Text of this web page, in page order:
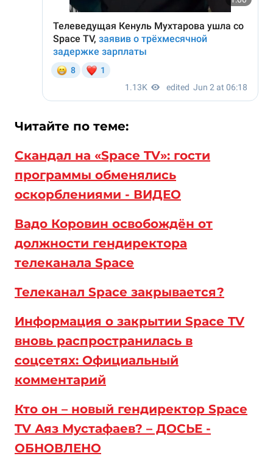
Читайте по теме:
Скандал на «Space TV»: гости
программы обменялись
оскорблениями - ВИДЕО
Вадо Коровин освобождён от
должности гендиректора
телеканала Space
Телеканал Space закрывается?
Информация о закрытии Space TV
вновь распространилась в
соцсетях: Официальный
комментарий
Кто он – новый гендиректор Space
TV Аяз Мустафаев? – ДОСЬЕ -
ОБНОВЛЕНО